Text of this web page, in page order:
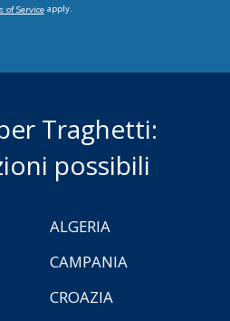
of Serviceapply.
Traghetti:
possibili
ALGERIA
CAMPANIA
CROAZIA